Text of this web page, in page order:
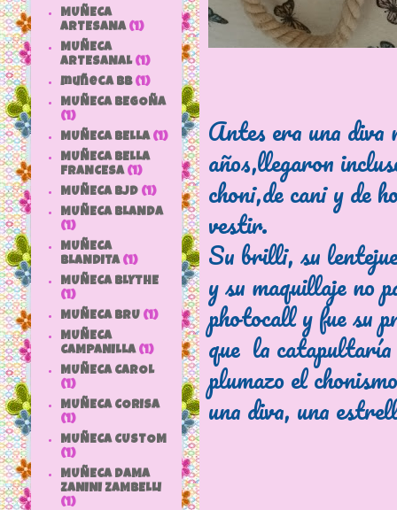
Antes era una diva
años,llegaron
choni,de cani y de
vestir.
Su brilli, su
y su maquillaje no
photocall y fue su
que la
plumazo el
una diva, una
MUÑECA
ARTESANA (1)
MUÑECA
ARTESANAL (1)
muñeca bb (1)
MUÑECA BEGOÑA
(1)
MUÑECA BELLA (1)
MUÑECA BELLA
FRANCESA (1)
MUÑECA BJD (1)
MUÑECA BLANDA
(1)
MUÑECA
BLANDITA (1)
MUÑECA BLYTHE
(1)
MUÑECA BRU (1)
MUÑECA
CAMPANILLA (1)
MUÑECA CAROL
(1)
MUÑECA CORISA
(1)
MUÑECA CUSTOM
(1)
MUÑECA DAMA
ZANINI ZAMBELLI
(1)